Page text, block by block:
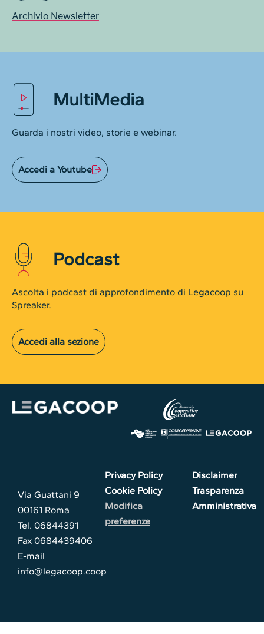
Archivio Newsletter
MultiMedia
Guarda i nostri video, storie e webinar.
Accedi a Youtube
Podcast
Ascolta i podcast di approfondimento di Legacoop su
Spreaker.
Accedi alla sezione
Via Guattani 9
00161 Roma
Tel. 06844391
Fax 0684439406
E-mail
info@legacoop.coop
Privacy Policy
Cookie Policy
Modifica
preferenze
Disclaimer
Trasparenza
Amministrativa